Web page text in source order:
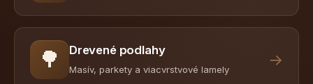
🌳 Drevené podlahy
Masív, parkety a viacvrstvové lamely
→